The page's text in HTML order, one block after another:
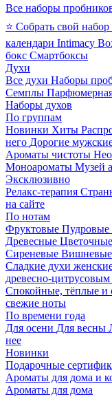
Все наборы
⭐ Собрать свой
календари Intimacy
бокс Смартбоксы
Духи
Все духи Наборы
Семплы
Наборы духов
По группам
Новинки Хиты
него Дорогие
Ароматы чистоты
Моноароматы Музей
Эксклюзивно
Релакс-терапия
на сайте
По нотам
Фруктовые Пудровые
Древесные Цветочные
Сиреневые Вишневые
Сладкие духи
древесно-
Спокойные, тёплые и
свежие ноты
По времени года
Для осени Для весны
нее
Новинки
Подарочные
Ароматы для дома и
Ароматы для дома